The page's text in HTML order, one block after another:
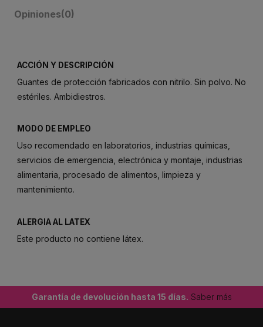
Opiniones(0)
ACCIÓN Y DESCRIPCIÓN
Guantes de protección fabricados con nitrilo. Sin polvo. No
estériles. Ambidiestros.
MODO DE EMPLEO
Uso recomendado en laboratorios, industrias químicas,
servicios de emergencia, electrónica y montaje, industrias
alimentaria, procesado de alimentos, limpieza y
mantenimiento.
ALERGIA AL LATEX
Este producto no contiene látex.
Garantía de devolución hasta 15 días. Saber más